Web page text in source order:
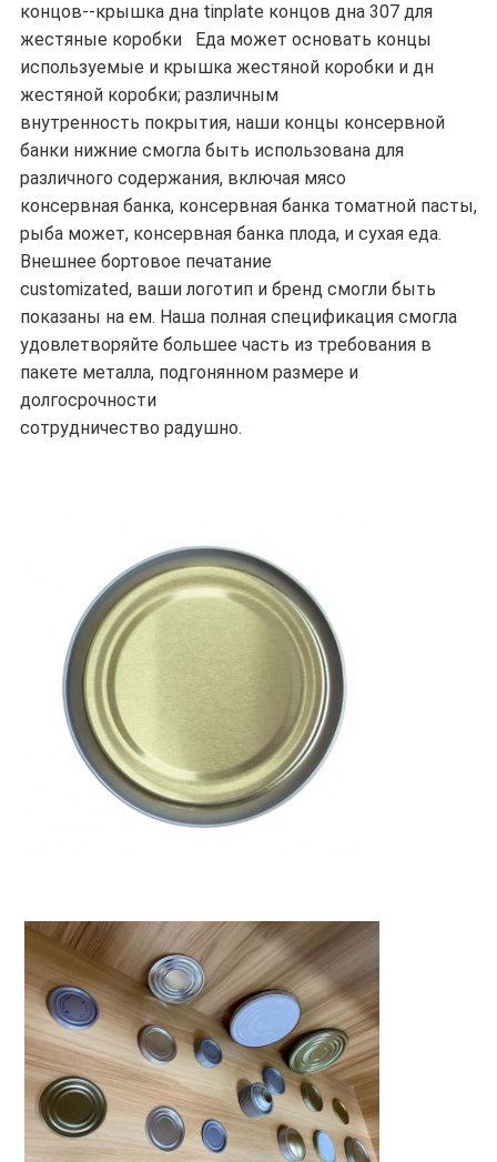
концов--крышка дна tinplate концов дна 307 для
жестяные коробки Еда может основать концы
используемые и крышка жестяной коробки и дн
жестяной коробки; различным
внутренность покрытия, наши концы консервной
банки нижние смогла быть использована для
различного содержания, включая мясо
консервная банка, консервная банка томатной пасты,
рыба может, консервная банка плода, и сухая еда.
Внешнее бортовое печатание
customizated, ваши логотип и бренд смогли быть
показаны на ем. Наша полная спецификация смогла
удовлетворяйте большее часть из требования в
пакете металла, подгонянном размере и
долгосрочности
сотрудничество радушно.